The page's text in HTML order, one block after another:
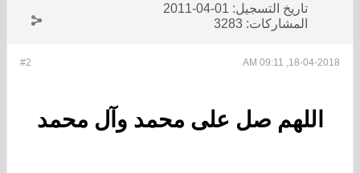
تاريخ التسجيل: 01-04-2011
المشاركات: 3283
#2 18-04-2018, 09:11 AM
اللهم صل على محمد وآل محمد